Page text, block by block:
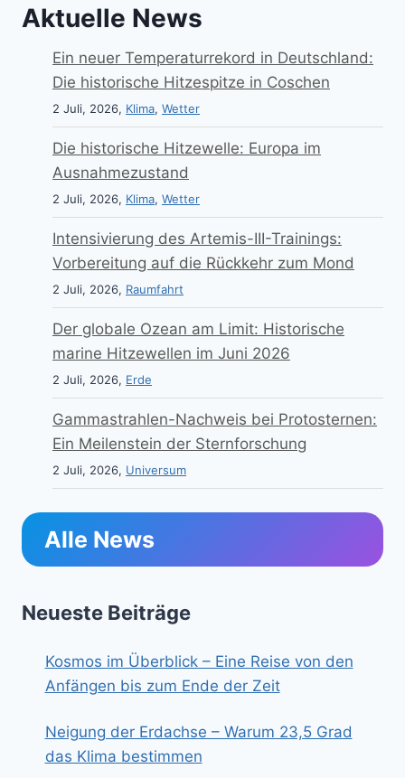
Aktuelle News
Ein neuer Temperaturrekord in Deutschland:
Die historische Hitzespitze in Coschen
2 Juli, 2026, Klima, Wetter
Die historische Hitzewelle: Europa im
Ausnahmezustand
2 Juli, 2026, Klima, Wetter
Intensivierung des Artemis-III-Trainings:
Vorbereitung auf die Rückkehr zum Mond
2 Juli, 2026, Raumfahrt
Der globale Ozean am Limit: Historische
marine Hitzewellen im Juni 2026
2 Juli, 2026, Erde
Gammastrahlen-Nachweis bei Protosternen:
Ein Meilenstein der Sternforschung
2 Juli, 2026, Universum
Alle News
Neueste Beiträge
Kosmos im Überblick – Eine Reise von den
Anfängen bis zum Ende der Zeit
Neigung der Erdachse – Warum 23,5 Grad
das Klima bestimmen